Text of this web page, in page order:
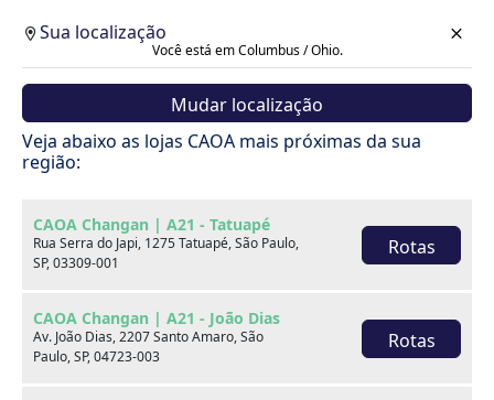
Sua localização
Você está em Columbus / Ohio.
Mudar localização
Veja abaixo as lojas CAOA mais próximas da sua
região:
CAOA Changan | A21 - Tatuapé
Rua Serra do Japi, 1275 Tatuapé, São Paulo,
SP, 03309-001
Rotas
CAOA Changan | A21 - João Dias
Av. João Dias, 2207 Santo Amaro, São
Paulo, SP, 04723-003
Rotas